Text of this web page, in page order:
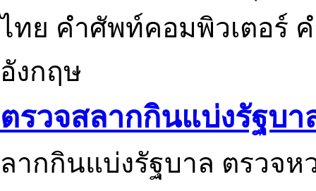
ไทย คำศัพท์คอมพิวเตอร์
อังกฤษ
ตรวจสลากกินแบ่งรัฐบา
ลากกินแบ่งรัฐบาล ตรวจ